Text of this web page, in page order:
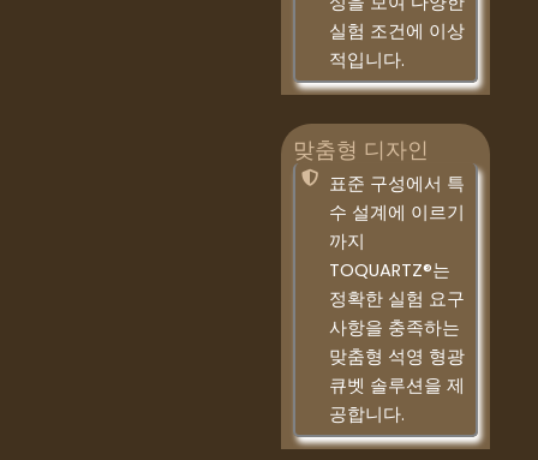
실험 조건에 이상
적입니다.
맞춤형 디자인
표준 구성에서 특
수 설계에 이르기
까지
TOQUARTZ®는
정확한 실험 요구
사항을 충족하는
맞춤형 석영 형광
큐벳 솔루션을 제
공합니다.